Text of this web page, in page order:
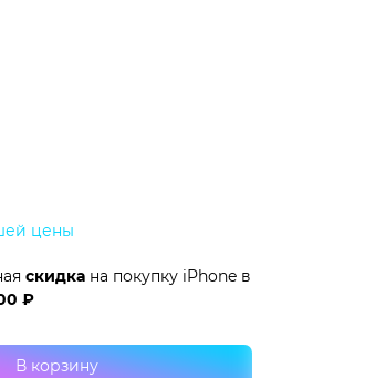
цены
скидкана покупку iPhone в
₽
В корзину